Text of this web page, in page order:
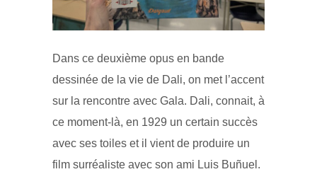
Dans ce deuxième opus en bande
dessinée de la vie de Dali, on met l’accent
sur la rencontre avec Gala. Dali, connait, à
ce moment-là, en 1929 un certain succès
avec ses toiles et il vient de produire un
film surréaliste avec son ami Luis Buñuel.